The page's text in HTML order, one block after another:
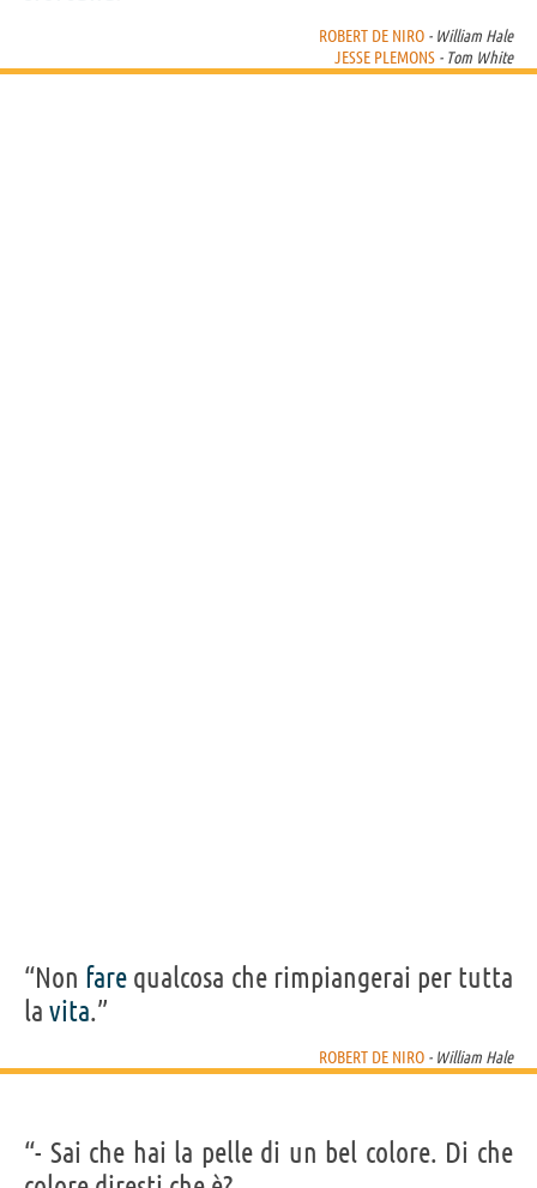
ROBERT DE NIRO - William Hale
JESSE PLEMONS - Tom White
“Non fare qualcosa che rimpiangerai per tutta
la vita.”
ROBERT DE NIRO - William Hale
“- Sai che hai la pelle di un bel colore. Di che